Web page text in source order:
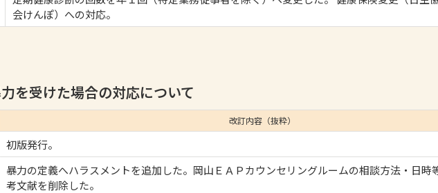
会けんぽ）への対応。
を受けた場合の対応について
改訂内容（抜粋）
初版発行。
暴力の定義へハラスメントを追加した。岡山ＥＡＰカウンセリングルームの相談方法・日時
考文献を削除した。